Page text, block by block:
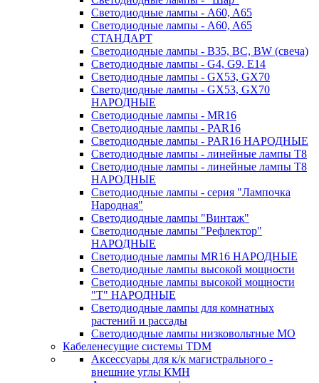
Светодиодные лампы - A60, A65
Светодиодные лампы - A60, A65
СТАНДАРТ
Светодиодные лампы - B35, BC, BW (свеча)
Светодиодные лампы - G4, G9, Е14
Светодиодные лампы - GX53, GX70
Светодиодные лампы - GX53, GX70
НАРОДНЫЕ
Светодиодные лампы - MR16
Светодиодные лампы - PAR16
Светодиодные лампы - PAR16 НАРОДНЫЕ
Светодиодные лампы - линейные лампы T8
Светодиодные лампы - линейные лампы T8
НАРОДНЫЕ
Светодиодные лампы - серия "Лампочка
Народная"
Светодиодные лампы "Винтаж"
Светодиодные лампы "Рефлектор"
НАРОДНЫЕ
Светодиодные лампы MR16 НАРОДНЫЕ
Светодиодные лампы высокой мощности
Светодиодные лампы высокой мощности
"Т" НАРОДНЫЕ
Светодиодные лампы для комнатных
растений и рассады
Светодиодные лампы низковольтные МО
Кабеленесущие системы TDM
Аксессуары для к/к магистрального -
внешние углы КМН